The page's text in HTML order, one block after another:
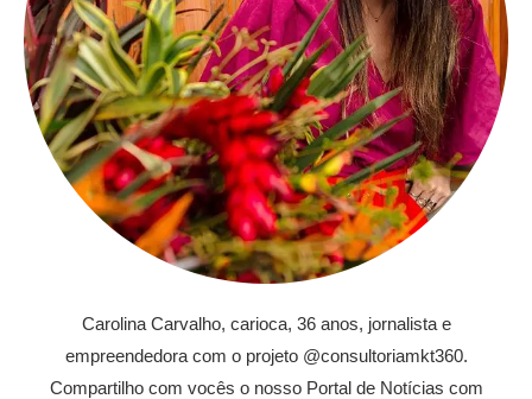
Carolina Carvalho, carioca, 36 anos, jornalista e
empreendedora com o projeto @consultoriamkt360.
Compartilho com vocês o nosso Portal de Notícias com